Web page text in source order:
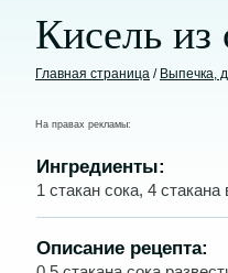
Кисель из
Главная страница / Выпечка,
На правах рекламы:
Ингредиенты:
1 стакан сока, 4
Описание рецепта: